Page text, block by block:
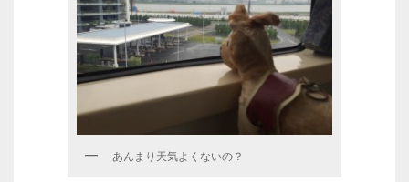
あんまり天気よくないの？